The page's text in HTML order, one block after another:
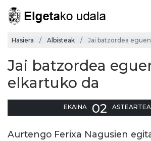
Hasiera Albisteak Jai batzordea
Jai batzordea
elkartuko da
EKAINA 02 ASTEARTEA
Aurtengo Ferixa Nagusien